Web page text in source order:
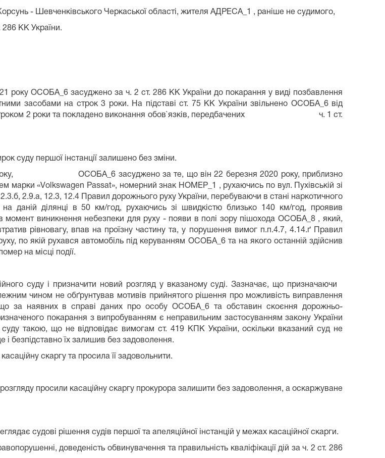
- Шевченківського Черкаської області, жителя АДРЕСА_1 , раніше не судимого,
286 КК України.
року ОСОБА_6 засуджено за ч. 2 ст. 286 КК України до покарання у виді позбавлення
засобами на строк 3 роки. На підставі ст. 75 КК України звільнено ОСОБА_6 від
строком 2 роки та покладено виконання обов`язків, передбачених ч. 1 ст.
суду першої інстанції залишено без зміни.
у вироку, ОСОБА_6 засуджено за те, що він 22 березня 2020 року, приблизно
Раssаt», номерний знак НОМЕР_1 , рухаючись по вул. Пухівській зі
2.9.а, 12.3, 12.4 Правил дорожнього руху України, перебуваючи в стані наркотичного
даній ділянці в 50 км/год, рухаючись зі швидкістю близько 140 км/год, проявив
в момент виникнення небезпеки для руху - появи в полі зору пішохода ОСОБА_8 , який,
рівновагу, впав на проїзну частину та, у порушення вимог п.п.4.7, 4.14.ґ Правил
по якій рухався автомобіль під керуванням ОСОБА_6 та на якого останній здійснив
на місці події.
суду і призначити новий розгляд у вказаному суді. Зазначає, що призначаючи
чином не обґрунтував мотивів прийнятого рішення про можливість виправлення
що за наявних в справі даних про особу ОСОБА_6 та обставин скоєння дорожньо-
покарання з випробуванням є неправильним застосуванням закону України
суду такою, що не відповідає вимогам ст. 419 КПК України, оскільки вказаний суд не
і безпідставно їх залишив без задоволення.
скаргу та просила її задовольнити.
просили касаційну скаргу прокурора залишити без задоволення, а оскаржуване
судові рішення судів першої та апеляційної інстанцій у межах касаційної скарги.
доведеність обвинувачення та правильність кваліфікації дій за ч. 2 ст. 286